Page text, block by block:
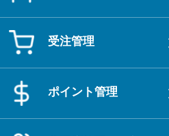
受注管理
ポイント管理